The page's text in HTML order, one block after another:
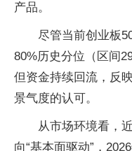
产品。
尽管当前创业板
80%历史分位（区间
但资金持续回流，反
景气度的认可。
从市场环境看，
向“基本面驱动”，